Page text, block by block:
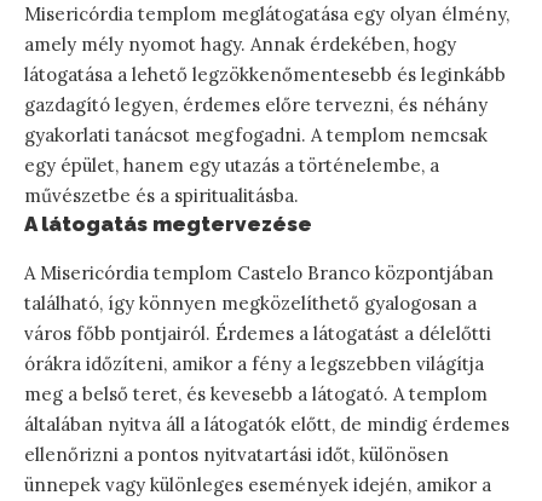
Misericórdia templom meglátogatása egy olyan élmény,
amely mély nyomot hagy. Annak érdekében, hogy
látogatása a lehető legzökkenőmentesebb és leginkább
gazdagító legyen, érdemes előre tervezni, és néhány
gyakorlati tanácsot megfogadni. A templom nemcsak
egy épület, hanem egy utazás a történelembe, a
művészetbe és a spiritualitásba.
A látogatás megtervezése
A Misericórdia templom Castelo Branco központjában
található, így könnyen megközelíthető gyalogosan a
város főbb pontjairól. Érdemes a látogatást a délelőtti
órákra időzíteni, amikor a fény a legszebben világítja
meg a belső teret, és kevesebb a látogató. A templom
általában nyitva áll a látogatók előtt, de mindig érdemes
ellenőrizni a pontos nyitvatartási időt, különösen
ünnepek vagy különleges események idején, amikor a